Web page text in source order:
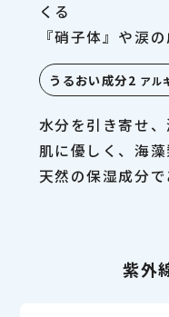
くる
『硝子体』や涙
うるおい成分2 アル
水分を引き寄せ、
肌に優しく、海藻
天然の保湿成分で
紫外